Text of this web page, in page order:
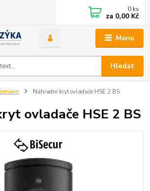
Menu
Hledat
0 ks
za 0,00 Kč
Náhradní kryt ovladače HSE 2 BS
ovladače HSE 2 BS